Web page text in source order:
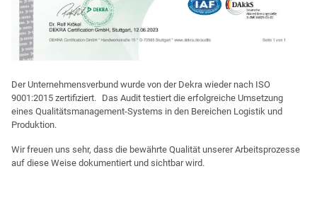
Der Unternehmensverbund wurde von der Dekra wieder nach ISO
9001:2015 zertifiziert. Das Audit testiert die erfolgreiche Umsetzung
eines Qualitätsmanagement-Systems in den Bereichen Logistik und
Produktion.
Wir freuen uns sehr, dass die bewährte Qualität unserer Arbeitsprozesse
auf diese Weise dokumentiert und sichtbar wird.